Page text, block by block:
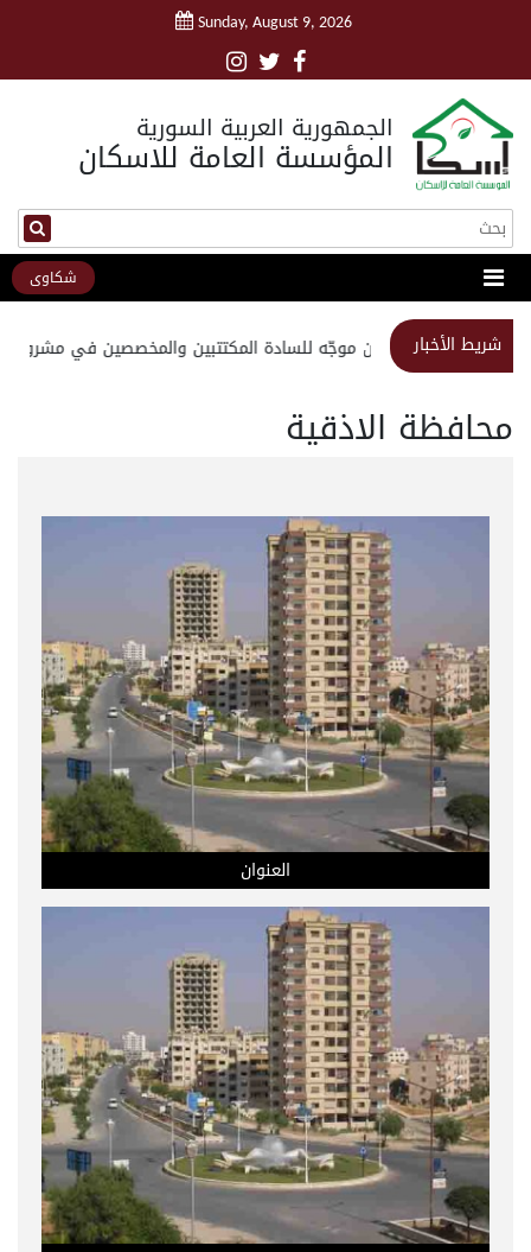
Sunday, August 9, 2026
الجمهورية العربية السورية
المؤسسة العامة للاسكان
شكاوى
شريط الأخباراستبيان موجّه للسادة المكتتبين والمخصصين في مشروع
محافظة الاذقية
العنوان